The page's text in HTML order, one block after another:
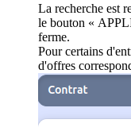
La recherche est
le bouton «
ferme.
Pour certains
d'offres